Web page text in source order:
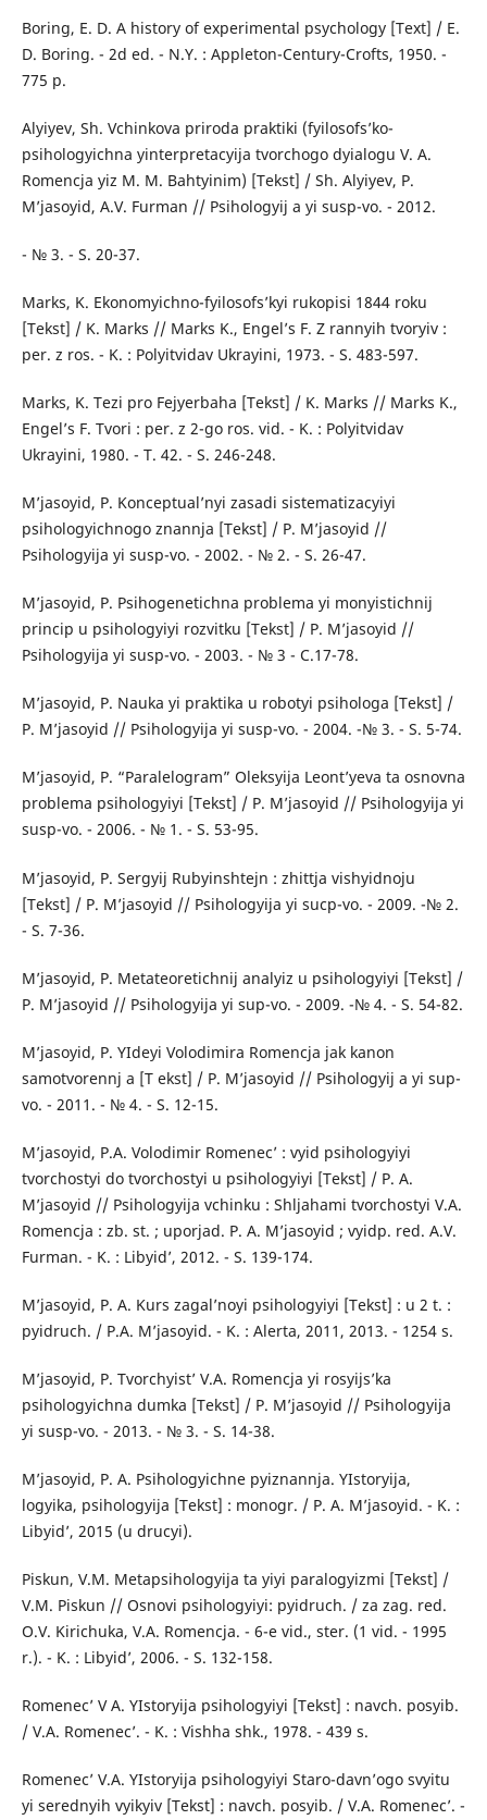
Boring, E. D. A history of experimental psychology [Text] / E.
D. Boring. - 2d ed. - N.Y. : Appleton-Century-Crofts, 1950. -
775 p.
Alyiyev, Sh. Vchinkova priroda praktiki (fyilosofs’ko-
psihologyichna yinterpretacyija tvorchogo dyialogu V. A.
Romencja yiz M. M. Bahtyinim) [Tekst] / Sh. Alyiyev, P.
M’jasoyid, A.V. Furman // Psihologyij a yi susp-vo. - 2012.
- № 3. - S. 20-37.
Marks, K. Ekonomyichno-fyilosofs’kyi rukopisi 1844 roku
[Tekst] / K. Marks // Marks K., Engel’s F. Z rannyih tvoryiv :
per. z ros. - K. : Polyitvidav Ukrayini, 1973. - S. 483-597.
Marks, K. Tezi pro Fejyerbaha [Tekst] / K. Marks // Marks K.,
Engel’s F. Tvori : per. z 2-go ros. vid. - K. : Polyitvidav
Ukrayini, 1980. - T. 42. - S. 246-248.
M’jasoyid, P. Konceptual’nyi zasadi sistematizacyiyi
psihologyichnogo znannja [Tekst] / P. M’jasoyid //
Psihologyija yi susp-vo. - 2002. - № 2. - S. 26-47.
M’jasoyid, P. Psihogenetichna problema yi monyistichnij
princip u psihologyiyi rozvitku [Tekst] / P. M’jasoyid //
Psihologyija yi susp-vo. - 2003. - № 3 - C.17-78.
M’jasoyid, P. Nauka yi praktika u robotyi psihologa [Tekst] /
P. M’jasoyid // Psihologyija yi susp-vo. - 2004. -№ 3. - S. 5-74.
M’jasoyid, P. “Paralelogram” Oleksyija Leont’yeva ta osnovna
problema psihologyiyi [Tekst] / P. M’jasoyid // Psihologyija yi
susp-vo. - 2006. - № 1. - S. 53-95.
M’jasoyid, P. Sergyij Rubyinshtejn : zhittja vishyidnoju
[Tekst] / P. M’jasoyid // Psihologyija yi sucp-vo. - 2009. -№ 2.
- S. 7-36.
M’jasoyid, P. Metateoretichnij analyiz u psihologyiyi [Tekst] /
P. M’jasoyid // Psihologyija yi sup-vo. - 2009. -№ 4. - S. 54-82.
M’jasoyid, P. YIdeyi Volodimira Romencja jak kanon
samotvorennj a [T ekst] / P. M’jasoyid // Psihologyij a yi sup-
vo. - 2011. - № 4. - S. 12-15.
M’jasoyid, P.A. Volodimir Romenec’ : vyid psihologyiyi
tvorchostyi do tvorchostyi u psihologyiyi [Tekst] / P. A.
M’jasoyid // Psihologyija vchinku : Shljahami tvorchostyi V.A.
Romencja : zb. st. ; uporjad. P. A. M’jasoyid ; vyidp. red. A.V.
Furman. - K. : Libyid’, 2012. - S. 139-174.
M’jasoyid, P. A. Kurs zagal’noyi psihologyiyi [Tekst] : u 2 t. :
pyidruch. / P.A. M’jasoyid. - K. : Alerta, 2011, 2013. - 1254 s.
M’jasoyid, P. Tvorchyist’ V.A. Romencja yi rosyijs’ka
psihologyichna dumka [Tekst] / P. M’jasoyid // Psihologyija
yi susp-vo. - 2013. - № 3. - S. 14-38.
M’jasoyid, P. A. Psihologyichne pyiznannja. YIstoryija,
logyika, psihologyija [Tekst] : monogr. / P. A. M’jasoyid. - K. :
Libyid’, 2015 (u drucyi).
Piskun, V.M. Metapsihologyija ta yiyi paralogyizmi [Tekst] /
V.M. Piskun // Osnovi psihologyiyi: pyidruch. / za zag. red.
O.V. Kirichuka, V.A. Romencja. - 6-e vid., ster. (1 vid. - 1995
r.). - K. : Libyid’, 2006. - S. 132-158.
Romenec’ V A. YIstoryija psihologyiyi [Tekst] : navch. posyib.
/ V.A. Romenec’. - K. : Vishha shk., 1978. - 439 s.
Romenec’ V.A. YIstoryija psihologyiyi Staro-davn’ogo svyitu
yi serednyih vyikyiv [Tekst] : navch. posyib. / V.A. Romenec’. -